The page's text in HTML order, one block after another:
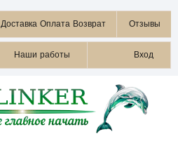
Доставка Оплата Возврат Отзывы
Наши работы Вход